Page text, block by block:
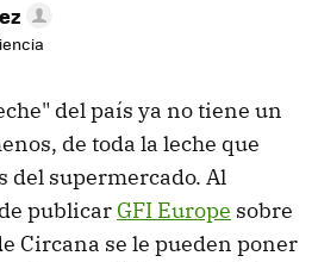
del país ya no tiene un
de toda la leche que
del supermercado. Al
publicar GFI Europe sobre
Circana se le pueden poner